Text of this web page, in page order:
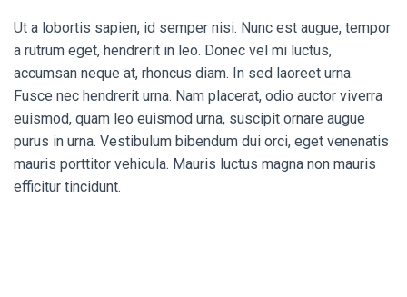
Ut a lobortis sapien, id semper nisi. Nunc est augue, tempor
a rutrum eget, hendrerit in leo. Donec vel mi luctus,
accumsan neque at, rhoncus diam. In sed laoreet urna.
Fusce nec hendrerit urna. Nam placerat, odio auctor viverra
euismod, quam leo euismod urna, suscipit ornare augue
purus in urna. Vestibulum bibendum dui orci, eget venenatis
mauris porttitor vehicula. Mauris luctus magna non mauris
efficitur tincidunt.